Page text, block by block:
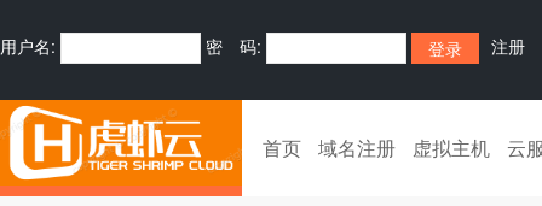
用户名: 密 码: 注册
首页 域名注册 虚拟主机 云